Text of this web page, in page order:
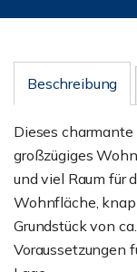
Beschreibung
Dieses
großzügiges
und viel Raum für
Wohnfläche,
Grundstück von
Voraussetzungen